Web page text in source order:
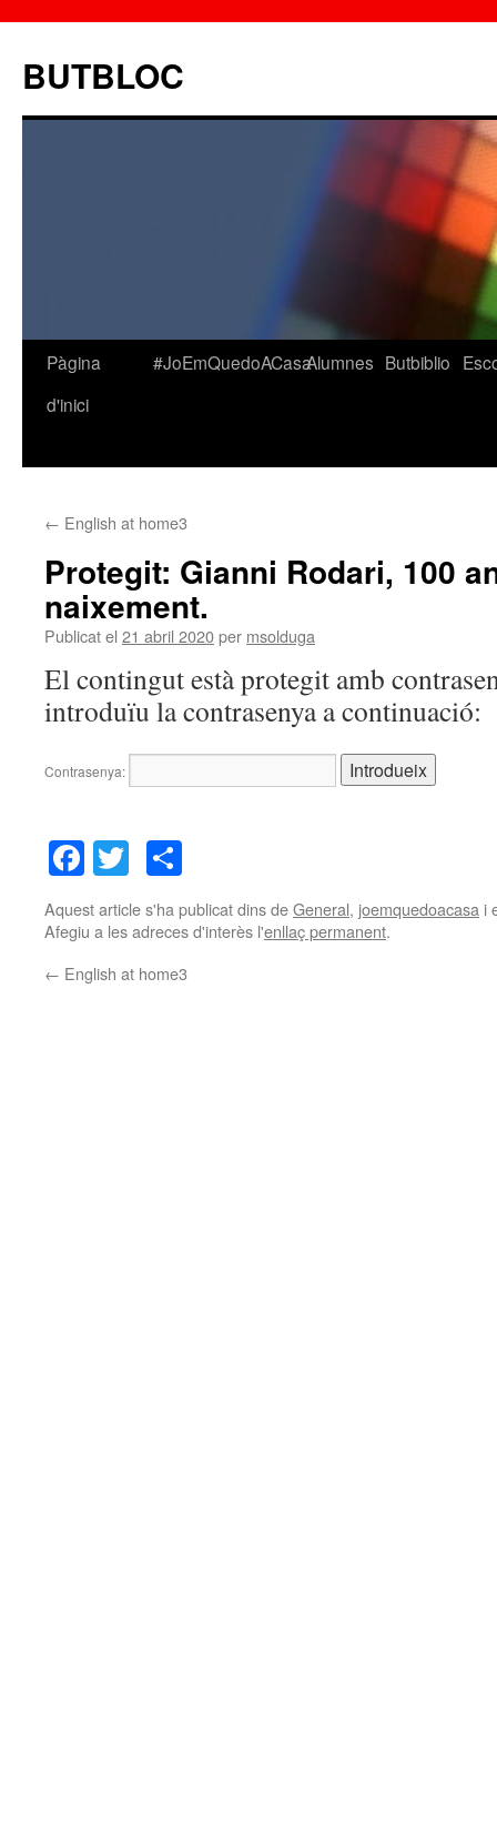
BUTBLOC
Vés
Pàgina
d'inici
#JoEmQuedoACasaAlumnes Butbiblio
← English at home3
Protegit: Gianni Rodari, 100
naixement.
Publicat el 21 abril 2020per msolduga
El contingut està protegit amb
introduïu la contrasenya a continuació:
Contrasenya:
Facebook
Twitter
Aquest article s'ha publicat dins deGeneral, joemquedoacasa i
Afegiu a les adreces d'interès l'enllaç permanent.
← English at home3